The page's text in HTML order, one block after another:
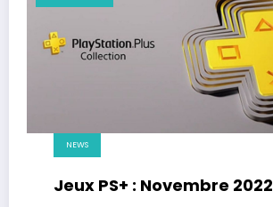
NEWS
Jeux PS+ : Novembre 2022